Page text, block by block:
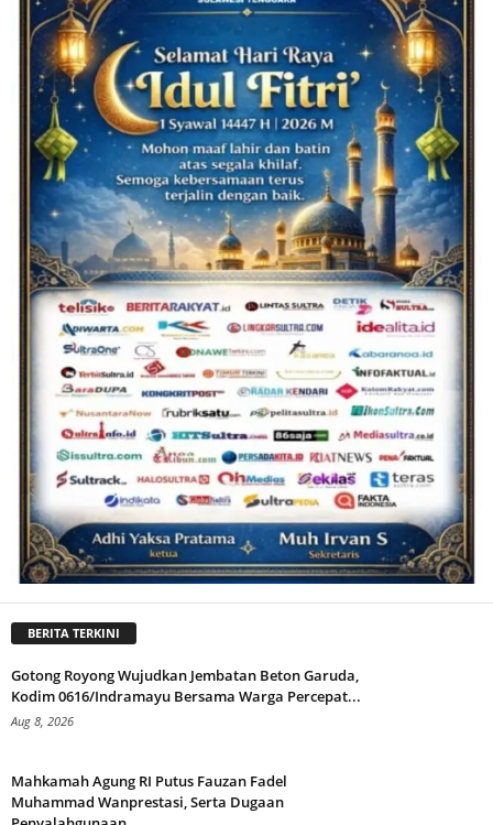
BERITA TERKINI
Gotong Royong Wujudkan Jembatan Beton Garuda,
Kodim 0616/Indramayu Bersama Warga Percepat...
Aug 8, 2026
Mahkamah Agung RI Putus Fauzan Fadel
Muhammad Wanprestasi, Serta Dugaan